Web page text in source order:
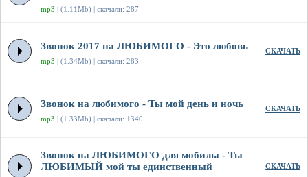
mp3 | (1.11Mb) | скачали: 287
Звонок 2017 на ЛЮБИМОГО - Это любовь
mp3 | (1.34Mb) | скачали: 283
СКАЧАТЬ
Звонок на любимого - Ты мой день и ночь
mp3 | (1.33Mb) | скачали: 1340
СКАЧАТЬ
Звонок на ЛЮБИМОГО для мобилы - Ты
ЛЮБИМЫЙ мой ты единственный
СКАЧАТЬ